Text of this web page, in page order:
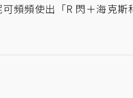
頻頻使出「R 閃＋海克斯